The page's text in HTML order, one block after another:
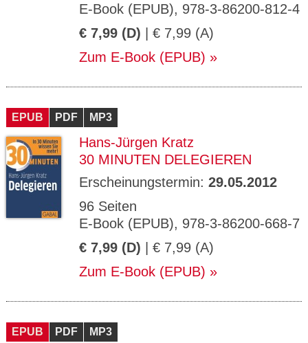
E-Book (EPUB), 978-3-86200-812-4
€ 7,99 (D) | € 7,99 (A)
Zum E-Book (EPUB)
EPUB PDF MP3
Hans-Jürgen Kratz
30 MINUTEN DELEGIEREN
Erscheinungstermin: 29.05.2012
96 Seiten
E-Book (EPUB), 978-3-86200-668-7
€ 7,99 (D) | € 7,99 (A)
Zum E-Book (EPUB)
EPUB PDF MP3